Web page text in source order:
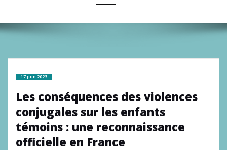
la
17 juin 2023
Les conséquences des violences
conjugales sur les enfants
témoins : une reconnaissance
officielle en France